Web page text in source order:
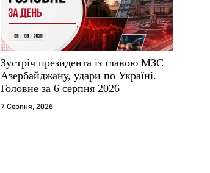
Зустріч президента із главою МЗС
Азербайджану, удари по Україні.
Головне за 6 серпня 2026
7 Серпня, 2026